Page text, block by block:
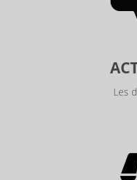
Les